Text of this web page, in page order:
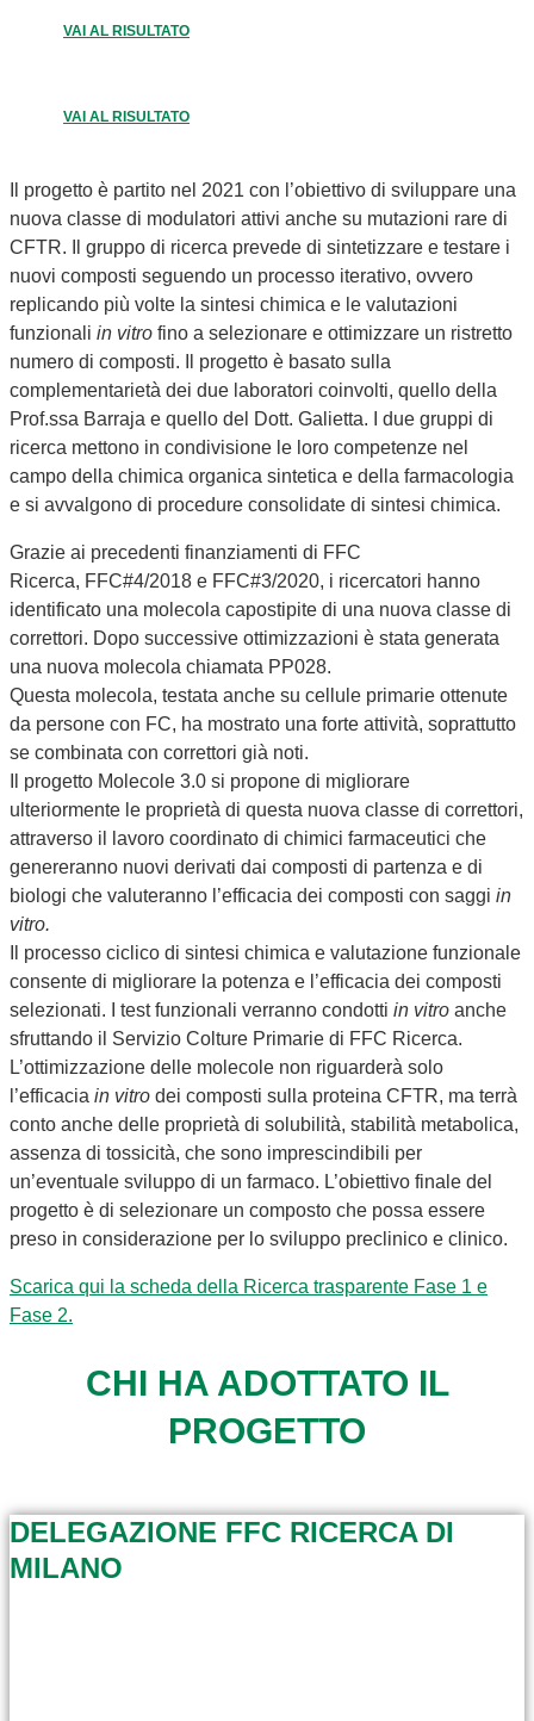
VAI AL RISULTATO
VAI AL RISULTATO
Il progetto è partito nel 2021 con l’obiettivo di sviluppare una
nuova classe di modulatori attivi anche su mutazioni rare di
CFTR. Il gruppo di ricerca prevede di sintetizzare e testare i
nuovi composti seguendo un processo iterativo, ovvero
replicando più volte la sintesi chimica e le valutazioni
funzionali in vitro fino a selezionare e ottimizzare un ristretto
numero di composti. Il progetto è basato sulla
complementarietà dei due laboratori coinvolti, quello della
Prof.ssa Barraja e quello del Dott. Galietta. I due gruppi di
ricerca mettono in condivisione le loro competenze nel
campo della chimica organica sintetica e della farmacologia
e si avvalgono di procedure consolidate di sintesi chimica.
Grazie ai precedenti finanziamenti di FFC
Ricerca, FFC#4/2018 e FFC#3/2020, i ricercatori hanno
identificato una molecola capostipite di una nuova classe di
correttori. Dopo successive ottimizzazioni è stata generata
una nuova molecola chiamata PP028.
Questa molecola, testata anche su cellule primarie ottenute
da persone con FC, ha mostrato una forte attività, soprattutto
se combinata con correttori già noti.
Il progetto Molecole 3.0 si propone di migliorare
ulteriormente le proprietà di questa nuova classe di correttori,
attraverso il lavoro coordinato di chimici farmaceutici che
genereranno nuovi derivati dai composti di partenza e di
biologi che valuteranno l’efficacia dei composti con saggi in
vitro.
Il processo ciclico di sintesi chimica e valutazione funzionale
consente di migliorare la potenza e l’efficacia dei composti
selezionati. I test funzionali verranno condotti in vitro anche
sfruttando il Servizio Colture Primarie di FFC Ricerca.
L’ottimizzazione delle molecole non riguarderà solo
l’efficacia in vitro dei composti sulla proteina CFTR, ma terrà
conto anche delle proprietà di solubilità, stabilità metabolica,
assenza di tossicità, che sono imprescindibili per
un’eventuale sviluppo di un farmaco. L’obiettivo finale del
progetto è di selezionare un composto che possa essere
preso in considerazione per lo sviluppo preclinico e clinico.
Scarica qui la scheda della Ricerca trasparente Fase 1 e
Fase 2.
CHI HA ADOTTATO IL
PROGETTO
DELEGAZIONE FFC RICERCA DI
MILANO